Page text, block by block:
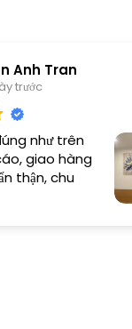
Anh Tran
trước
như trên
giao hàng
thận, chu